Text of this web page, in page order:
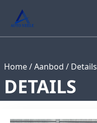
Home/Aanbod / Details
DETAILS